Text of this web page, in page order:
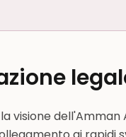
visione dell'Amman